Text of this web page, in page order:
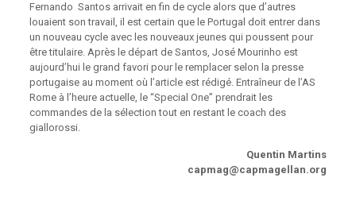
Fernando Santos arrivait en fin de cycle alors que d’autres
louaient son travail, il est certain que le Portugal doit entrer dans
un nouveau cycle avec les nouveaux jeunes qui poussent pour
être titulaire. Après le départ de Santos, José Mourinho est
aujourd’hui le grand favori pour le remplacer selon la presse
portugaise au moment où l’article est rédigé. Entraîneur de l’AS
Rome à l’heure actuelle, le “Special One” prendrait les
commandes de la sélection tout en restant le coach des
giallorossi.
Quentin Martins
capmag@capmagellan.org